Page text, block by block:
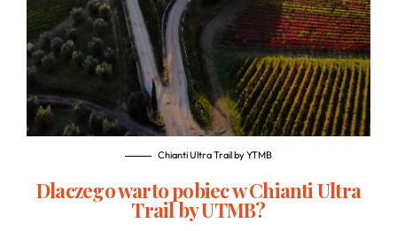
Chianti Ultra Trail by YTMB
Dlaczego warto pobiec w Chianti Ultra
Trail by UTMB?